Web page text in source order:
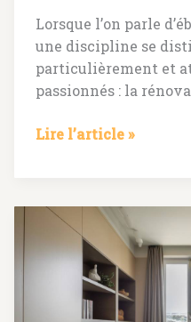
Lorsque l’on parle
une discipline se
particulièrement et
passionnés : la
Ébéniste
lyon
préserver
Lire l’article »